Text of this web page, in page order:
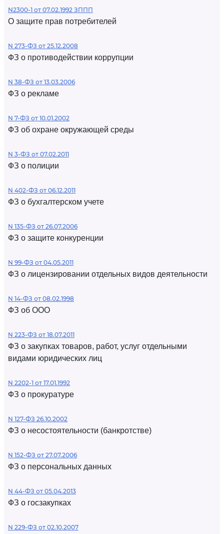
N2300-1 от 07.02.1992 ЗППП
О защите прав потребителей
N 273-ФЗ от 25.12.2008
ФЗ о противодействии коррупции
N 38-ФЗ от 13.03.2006
ФЗ о рекламе
N 7-ФЗ от 10.01.2002
ФЗ об охране окружающей среды
N 3-ФЗ от 07.02.2011
ФЗ о полиции
N 402-ФЗ от 06.12.2011
ФЗ о бухгалтерском учете
N 135-ФЗ от 26.07.2006
ФЗ о защите конкуренции
N 99-ФЗ от 04.05.2011
ФЗ о лицензировании отдельных видов деятельности
N 14-ФЗ от 08.02.1998
ФЗ об ООО
N 223-ФЗ от 18.07.2011
ФЗ о закупках товаров, работ, услуг отдельными
видами юридических лиц
N 2202-1 от 17.01.1992
ФЗ о прокуратуре
N 127-ФЗ 26.10.2002
ФЗ о несостоятельности (банкротстве)
N 152-ФЗ от 27.07.2006
ФЗ о персональных данных
N 44-ФЗ от 05.04.2013
ФЗ о госзакупках
N 229-ФЗ от 02.10.2007